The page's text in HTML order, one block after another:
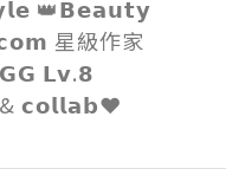
👑𝗕𝗲𝗮𝘂𝘁𝘆
星級作家
𝗟𝘃.𝟴
𝗰𝗼𝗹𝗹𝗮𝗯❤️